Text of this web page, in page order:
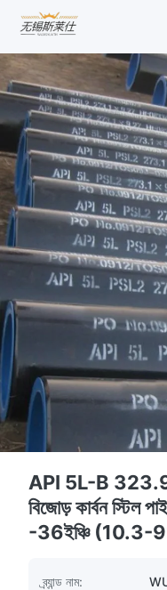
API 5L-B
বিজোড় কার্বন স্টিল
-36ইঞ্চি (10.3-
ব্র্যান্ড নাম: